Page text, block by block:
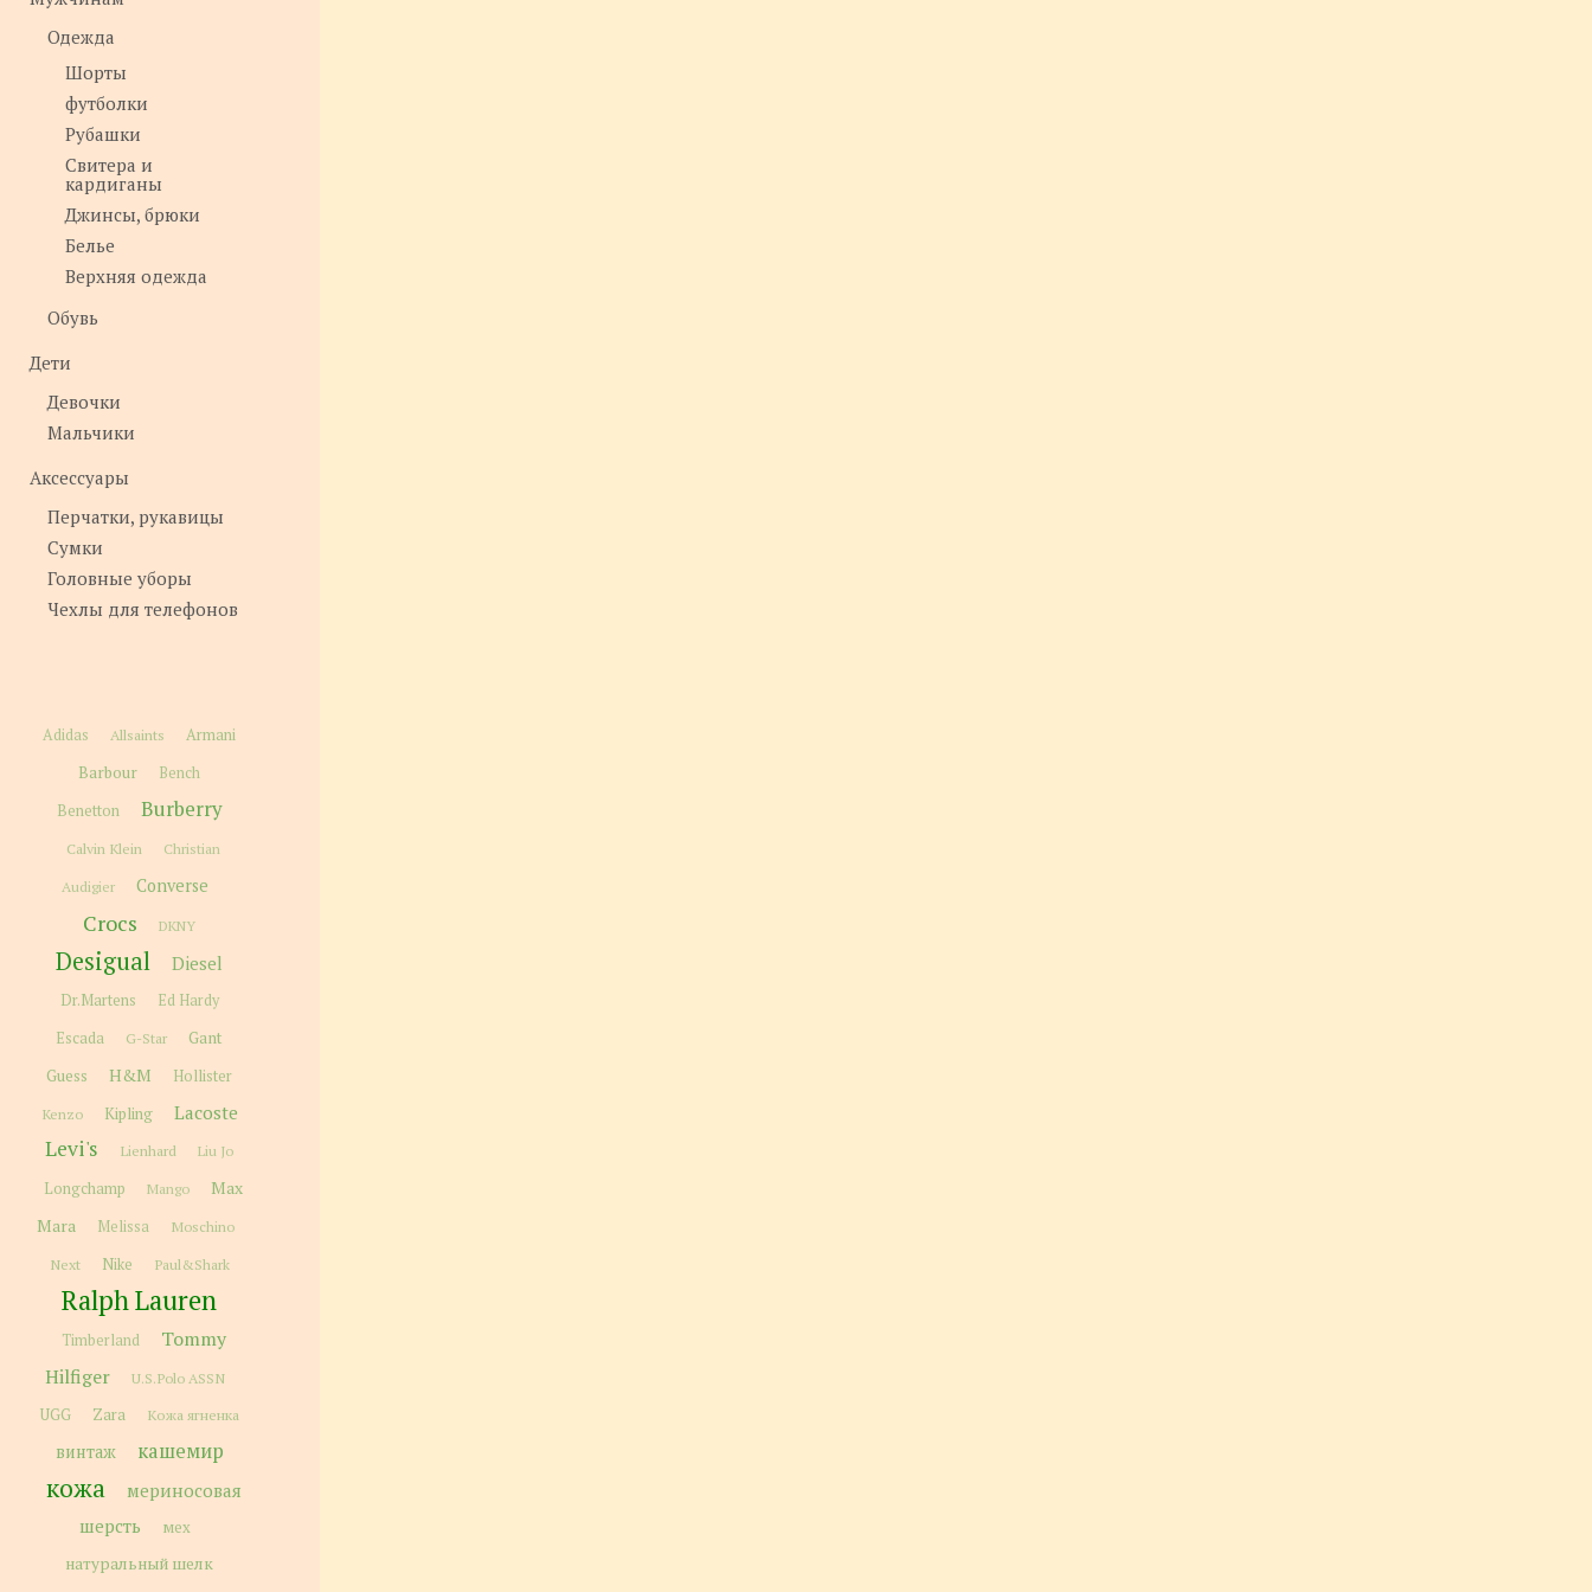
Одежда
Шорты
футболки
Рубашки
Свитера и
кардиганы
Джинсы, брюки
Белье
Верхняя одежда
Обувь
Дети
Девочки
Мальчики
Аксессуары
Перчатки, рукавицы
Сумки
Головные уборы
Чехлы для телефонов
Adidas Allsaints Armani
Barbour
Bench
Benetton
Burberry
Calvin Klein Christian
Audigier Converse
Crocs DKNY
Desigual Diesel
Dr.Martens
Ed Hardy
Escada
G-Star
Gant
Guess
H&M Hollister
Kenzo Kipling Lacoste
Levi's Lienhard Liu Jo
Longchamp Mango
Max
Mara
Melissa Moschino
Next Nike Paul&Shark
Ralph Lauren
Timberland
Tommy
Hilfiger
U.S.Polo ASSN
UGG Zara Кожа ягненка
винтаж кашемир
кожа
мериносовая
шерсть
мех
натуральный шелк